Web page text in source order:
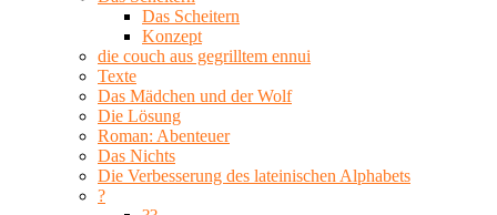
Das Scheitern
Konzept
die couch aus gegrilltem ennui
Texte
Das Mädchen und der Wolf
Die Lösung
Roman: Abenteuer
Das Nichts
Die Verbesserung des lateinischen Alphabets
?